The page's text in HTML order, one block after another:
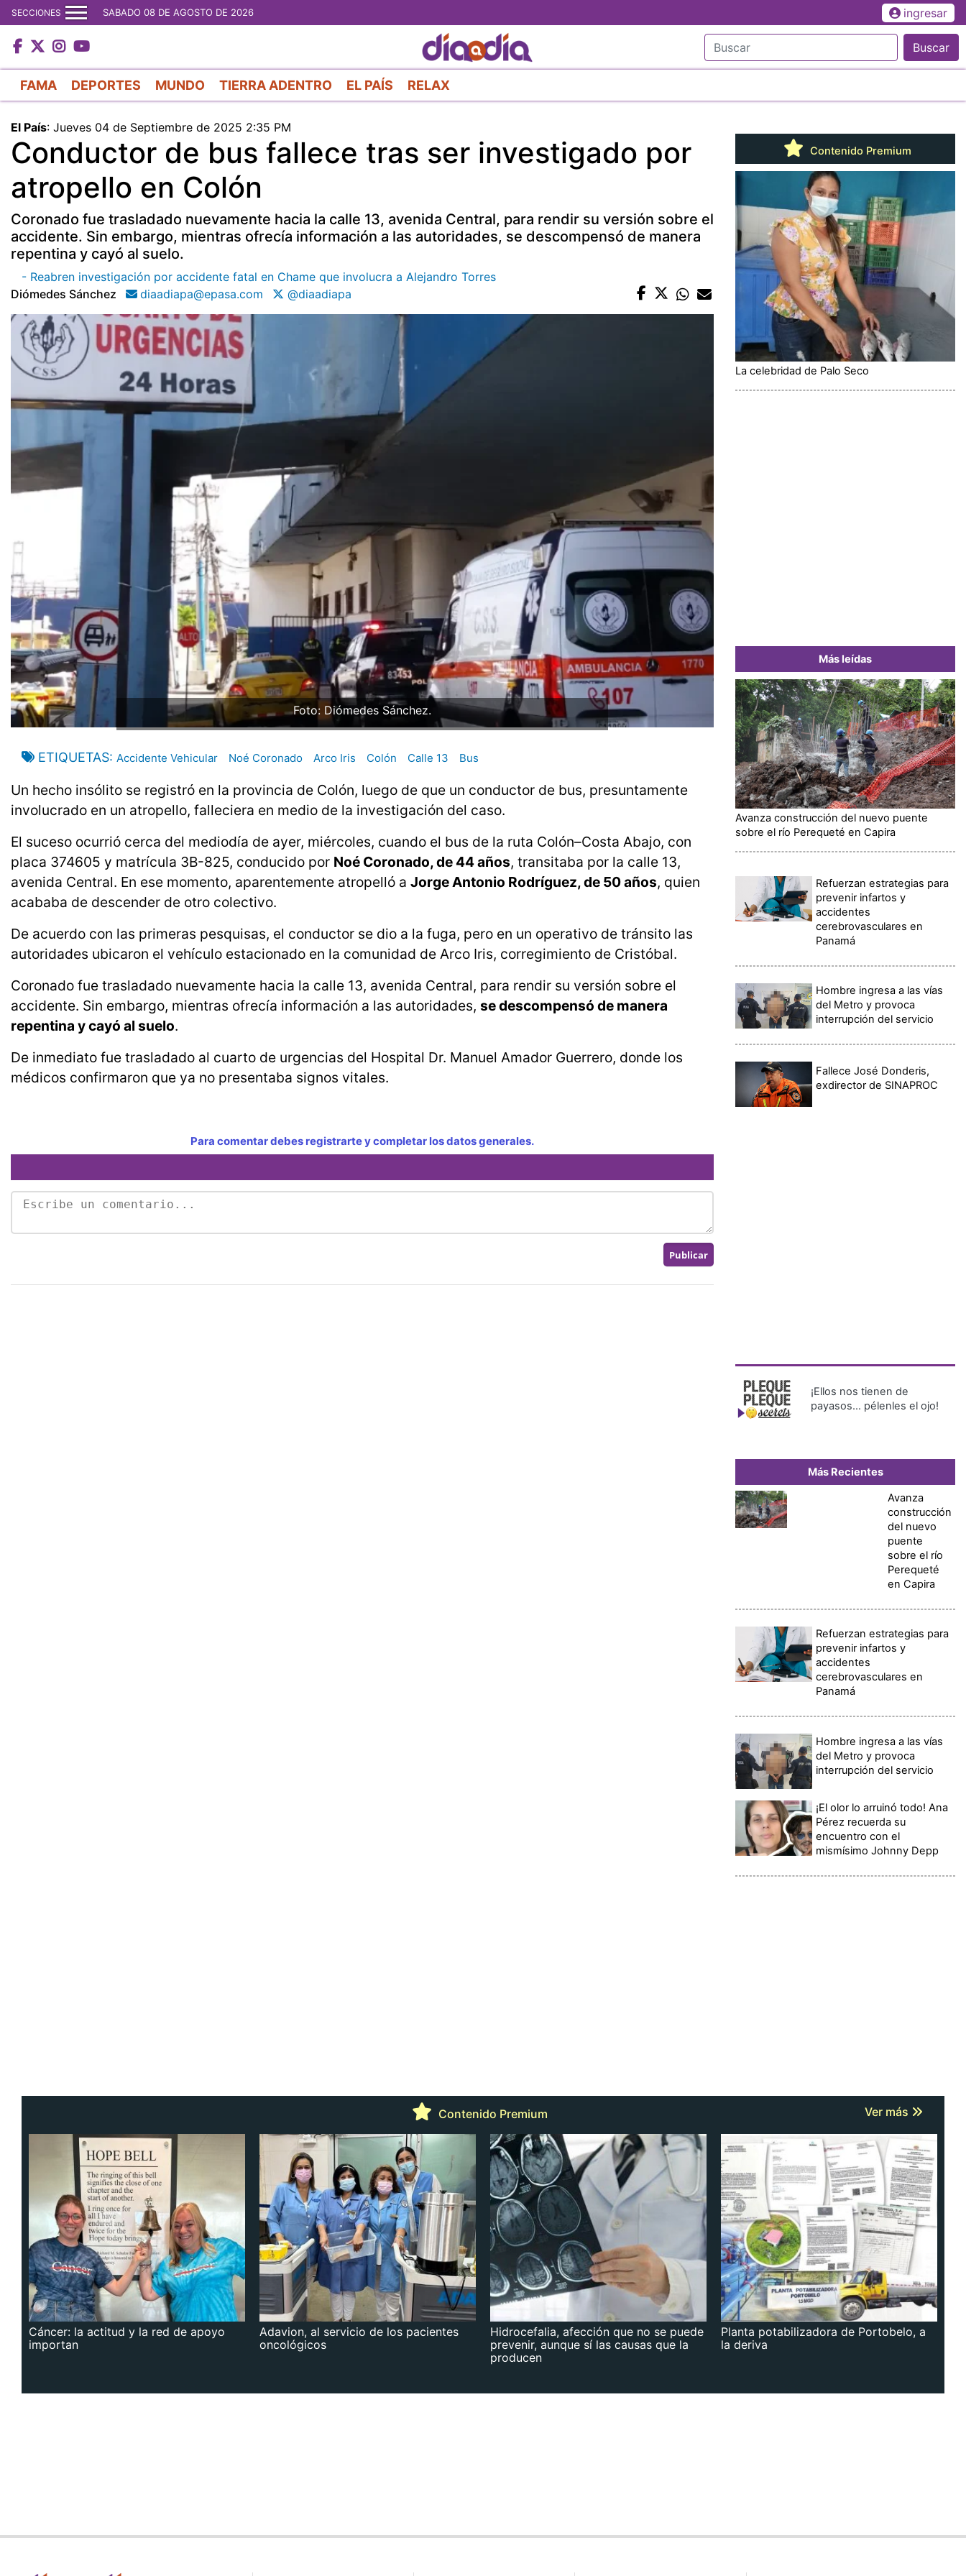
al
contenido
principal
SECCIONES SABADO 08 DE AGOSTO DE 2026 ingresar
Buscar
FAMA DEPORTES MUNDO TIERRA ADENTRO EL PAÍS RELAX
El País: Jueves 04 de Septiembre de 2025 2:35 PM
Conductor de bus fallece tras ser investigado por
atropello en Colón
Coronado fue trasladado nuevamente hacia la calle 13, avenida Central, para rendir su versión sobre el
accidente. Sin embargo, mientras ofrecía información a las autoridades, se descompensó de manera
repentina y cayó al suelo.
- Reabren investigación por accidente fatal en Chame que involucra a Alejandro Torres
Diómedes Sánchez
diaadiapa@epasa.com @diaadiapa
Foto: Diómedes Sánchez.
ETIQUETAS Accidente Vehicular Noé Coronado Arco Iris Colón Calle 13 Bus
Un hecho insólito se registró en la provincia de Colón, luego de que un conductor de bus, presuntamente
involucrado en un atropello, falleciera en medio de la investigación del caso.
El suceso ocurrió cerca del mediodía de ayer, miércoles, cuando el bus de la ruta Colón–Costa Abajo, con
placa 374605 y matrícula 3B-825, conducido por Noé Coronado, de 44 años, transitaba por la calle 13,
avenida Central. En ese momento, aparentemente atropelló a Jorge Antonio Rodríguez, de 50 años, quien
acababa de descender de otro colectivo.
De acuerdo con las primeras pesquisas, el conductor se dio a la fuga, pero en un operativo de tránsito las
autoridades ubicaron el vehículo estacionado en la comunidad de Arco Iris, corregimiento de Cristóbal.
Coronado fue trasladado nuevamente hacia la calle 13, avenida Central, para rendir su versión sobre el
accidente. Sin embargo, mientras ofrecía información a las autoridades, se descompensó de manera
repentina y cayó al suelo.
De inmediato fue trasladado al cuarto de urgencias del Hospital Dr. Manuel Amador Guerrero, donde los
médicos confirmaron que ya no presentaba signos vitales.
Para comentar debes registrarte y completar los datos generales.
Contenido Premium
La celebridad de Palo Seco
Más leídas
Avanza construcción del nuevo puente
sobre el río Perequeté en Capira
Refuerzan estrategias para
prevenir infartos y
accidentes
cerebrovasculares en
Panamá
Hombre ingresa a las vías
del Metro y provoca
interrupción del servicio
Fallece José Donderis,
exdirector de SINAPROC
¡Ellos nos tienen de
payasos… pélenles el ojo!
Más Recientes
Avanza
construcción
del nuevo
puente
sobre el río
Perequeté
en Capira
Refuerzan estrategias para
prevenir infartos y
accidentes
cerebrovasculares en
Panamá
Hombre ingresa a las vías
del Metro y provoca
interrupción del servicio
¡El olor lo arruinó todo! Ana
Pérez recuerda su
encuentro con el
mismísimo Johnny Depp
Contenido Premium Ver más
Cáncer: la actitud y la red de apoyo
importan
Adavion, al servicio de los pacientes
oncológicos
Hidrocefalia, afección que no se puede
prevenir, aunque sí las causas que la
producen
Planta potabilizadora de Portobelo, a
la deriva